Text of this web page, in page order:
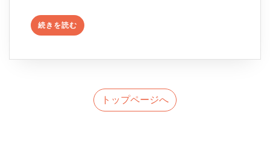
続きを読む 続
き
トップページへ